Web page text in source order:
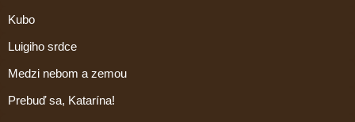
Kubo
Luigiho srdce
Medzi nebom a zemou
Prebuď sa, Katarína!